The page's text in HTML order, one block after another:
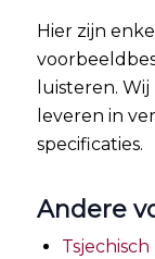
Hier zijn
luisteren.
leveren in
specificaties.
Andere
Tsjechisch